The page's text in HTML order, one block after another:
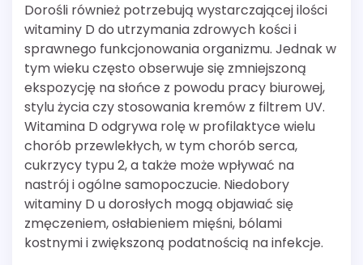
Dorośli również potrzebują wystarczającej ilości
witaminy D do utrzymania zdrowych kości i
sprawnego funkcjonowania organizmu. Jednak w
tym wieku często obserwuje się zmniejszoną
ekspozycję na słońce z powodu pracy biurowej,
stylu życia czy stosowania kremów z filtrem UV.
Witamina D odgrywa rolę w profilaktyce wielu
chorób przewlekłych, w tym chorób serca,
cukrzycy typu 2, a także może wpływać na
nastrój i ogólne samopoczucie. Niedobory
witaminy D u dorosłych mogą objawiać się
zmęczeniem, osłabieniem mięśni, bólami
kostnymi i zwiększoną podatnością na infekcje.